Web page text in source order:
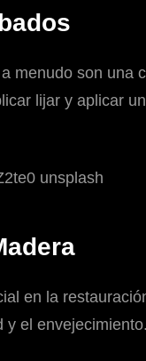
menudo son
lijar y aplicar
en la
y el